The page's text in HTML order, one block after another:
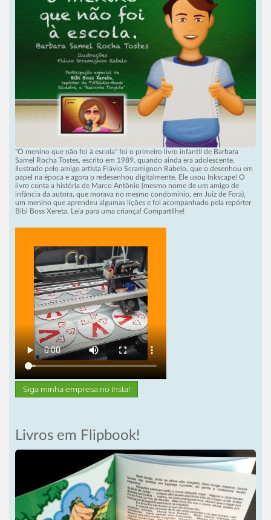
"O menino que não foi à escola" foi o primeiro livro infantil de Barbara
Samel Rocha Tostes, escrito em 1989, quando ainda era adolescente.
Ilustrado pelo amigo artista Flávio Scramignon Rabelo, que o desenhou em
papel na época e agora o redesenhou digitalmente. Ele usou Inkscape! O
livro conta a história de Marco Antônio (mesmo nome de um amigo de
infância da autora, que morava no mesmo condomínio, em Juiz de Fora),
um menino que aprendeu algumas lições e foi acompanhado pela repórter
Bibi Boss Xereta. Leia para uma criança! Compartilhe!
Siga minha empresa no Insta!
Livros em Flipbook!